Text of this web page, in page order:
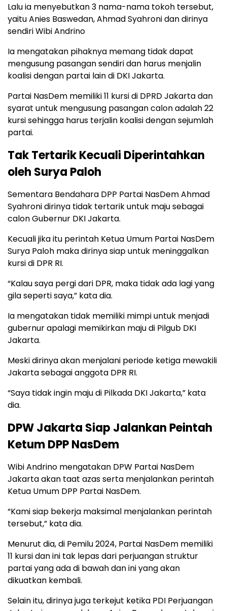
Lalu ia menyebutkan 3 nama-nama tokoh tersebut,
yaitu Anies Baswedan, Ahmad Syahroni dan dirinya
sendiri Wibi Andrino
Ia mengatakan pihaknya memang tidak dapat
mengusung pasangan sendiri dan harus menjalin
koalisi dengan partai lain di DKI Jakarta.
Partai NasDem memiliki 11 kursi di DPRD Jakarta dan
syarat untuk mengusung pasangan calon adalah 22
kursi sehingga harus terjalin koalisi dengan sejumlah
partai.
Tak Tertarik Kecuali Diperintahkan
oleh Surya Paloh
Sementara Bendahara DPP Partai NasDem Ahmad
Syahroni dirinya tidak tertarik untuk maju sebagai
calon Gubernur DKI Jakarta.
Kecuali jika itu perintah Ketua Umum Partai NasDem
Surya Paloh maka dirinya siap untuk meninggalkan
kursi di DPR RI.
“Kalau saya pergi dari DPR, maka tidak ada lagi yang
gila seperti saya,” kata dia.
Ia mengatakan tidak memiliki mimpi untuk menjadi
gubernur apalagi memikirkan maju di Pilgub DKI
Jakarta.
Meski dirinya akan menjalani periode ketiga mewakili
Jakarta sebagai anggota DPR RI.
“Saya tidak ingin maju di Pilkada DKI Jakarta,” kata
dia.
DPW Jakarta Siap Jalankan Peintah
Ketum DPP NasDem
Wibi Andrino mengatakan DPW Partai NasDem
Jakarta akan taat azas serta menjalankan perintah
Ketua Umum DPP Partai NasDem.
“Kami siap bekerja maksimal menjalankan perintah
tersebut,” kata dia.
Menurut dia, di Pemilu 2024, Partai NasDem memiliki
11 kursi dan ini tak lepas dari perjuangan struktur
partai yang ada di bawah dan ini yang akan
dikuatkan kembali.
Selain itu, dirinya juga terkejut ketika PDI Perjuangan